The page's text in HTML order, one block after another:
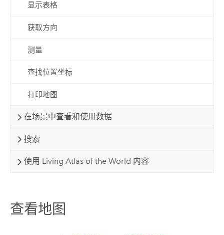
显示表格
获取方向
测量
查找位置坐标
打印地图
在场景中查看和使用数据
搜索
使用 Living Atlas of the World 内容
查看地图